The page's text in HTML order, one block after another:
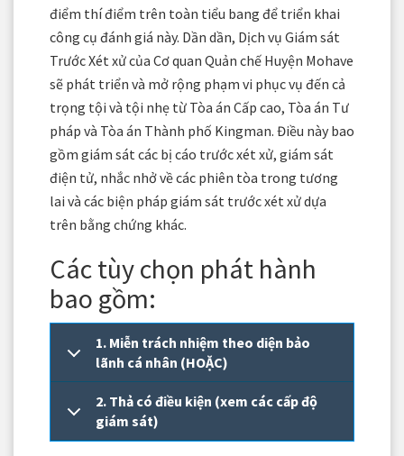
điểm thí điểm trên toàn tiểu bang để triển khai
công cụ đánh giá này. Dần dần, Dịch vụ Giám sát
Trước Xét xử của Cơ quan Quản chế Huyện Mohave
sẽ phát triển và mở rộng phạm vi phục vụ đến cả
trọng tội và tội nhẹ từ Tòa án Cấp cao, Tòa án Tư
pháp và Tòa án Thành phố Kingman. Điều này bao
gồm giám sát các bị cáo trước xét xử, giám sát
điện tử, nhắc nhở về các phiên tòa trong tương
lai và các biện pháp giám sát trước xét xử dựa
trên bằng chứng khác.
Các tùy chọn phát hành
bao gồm:
1. Miễn trách nhiệm theo diện bảo
lãnh cá nhân (HOẶC)
2. Thả có điều kiện (xem các cấp độ
giám sát)